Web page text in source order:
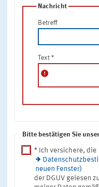
Nachricht
Betreff
Text *
error
Bitte bestätigen Sie
* Ich versichere, die
neuen Fenster)
der DGUV gelesen